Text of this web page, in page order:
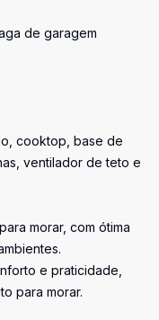
de garagem
cooktop, base de
ventilador de teto e
morar, com ótima
e praticidade,
para morar.